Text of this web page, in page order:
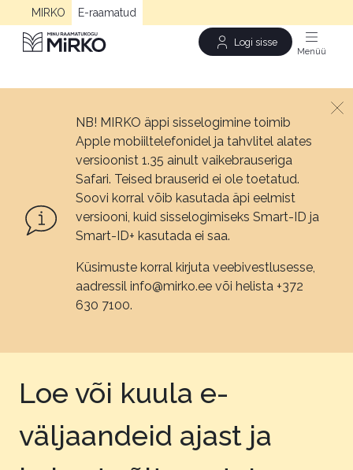
MIRKO E-raamatud
Logi sisse
NB! MIRKO äppi sisselogimine toimib
Apple mobiiltelefonidel ja tahvlitel alates
versioonist 1.35 ainult vaikebrauseriga
Safari. Teised brauserid ei ole toetatud.
Soovi korral võib kasutada äpi eelmist
versiooni, kuid sisselogimiseks Smart-ID ja
Smart-ID+ kasutada ei saa.
Küsimuste korral kirjuta veebivestlusesse,
aadressil info@mirko.ee või helista +372
630 7100.
Loe või kuula e-
väljaandeid ajast ja